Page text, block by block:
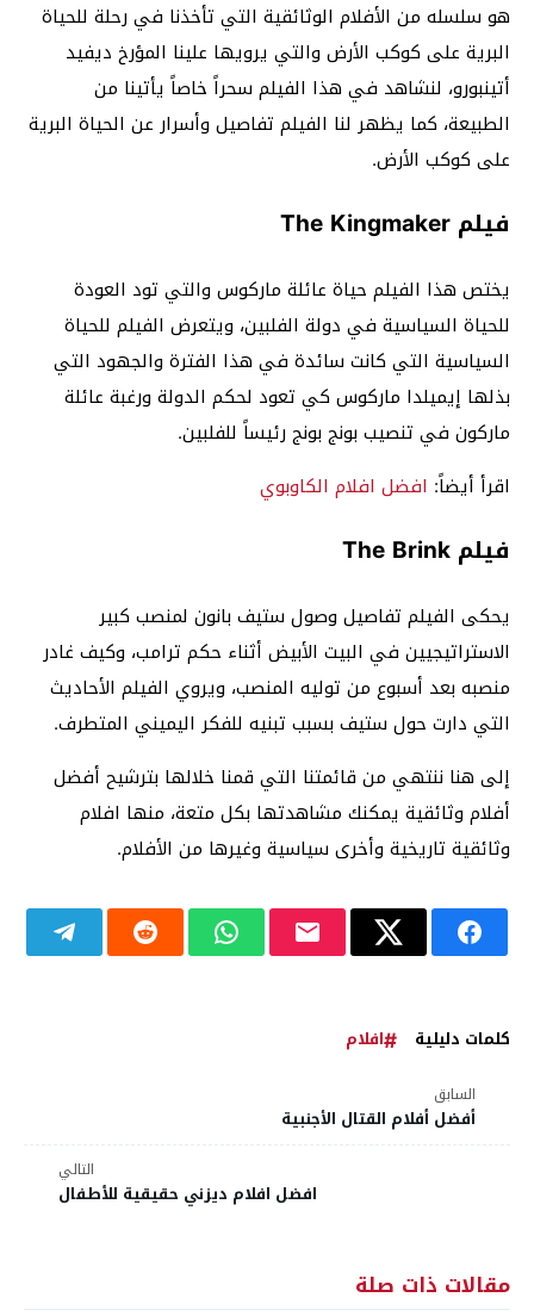
هو سلسله من الأفلام الوثائقية التي تأخذنا في رحلة للحياة
البرية على كوكب الأرض والتي يرويها علينا المؤرخ ديفيد
أتينبورو، لنشاهد في هذا الفيلم سحراً خاصاً يأتينا من
الطبيعة، كما يظهر لنا الفيلم تفاصيل وأسرار عن الحياة البرية
على كوكب الأرض.
فيلم The Kingmaker
يختص هذا الفيلم حياة عائلة ماركوس والتي تود العودة
للحياة السياسية في دولة الفلبين، ويتعرض الفيلم للحياة
السياسية التي كانت سائدة في هذا الفترة والجهود التي
بذلها إيميلدا ماركوس كي تعود لحكم الدولة ورغبة عائلة
ماركون في تنصيب بونج بونج رئيساً للفلبين.
اقرأ أيضاً: افضل افلام الكاوبوي
فيلم The Brink
يحكى الفيلم تفاصيل وصول ستيف بانون لمنصب كبير
الاستراتيجيين في البيت الأبيض أثناء حكم ترامب، وكيف غادر
منصبه بعد أسبوع من توليه المنصب، ويروي الفيلم الأحاديث
التي دارت حول ستيف بسبب تبنيه للفكر اليميني المتطرف.
إلى هنا ننتهي من قائمتنا التي قمنا خلالها بترشيح أفضل
أفلام وثائقية يمكنك مشاهدتها بكل متعة، منها افلام
وثائقية تاريخية وأخرى سياسية وغيرها من الأفلام.
كلمات دليلية افلام
السابق
أفضل أفلام القتال الأجنبية
التالي
افضل افلام ديزني حقيقية للأطفال
مقالات ذات صلة